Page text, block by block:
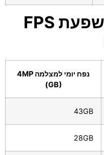
טבלה אחרונה: השפעת FPS
נפח יומי למצלמה 4MP
(GB)
43GB
28GB